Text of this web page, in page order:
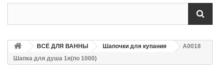
ВСЁ ДЛЯ ВАННЫ Шапочки для купания
А0018
Шапка для душа 1я(по 1000)